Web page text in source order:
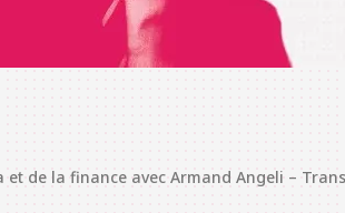
et de la finance avec Armand Angeli –